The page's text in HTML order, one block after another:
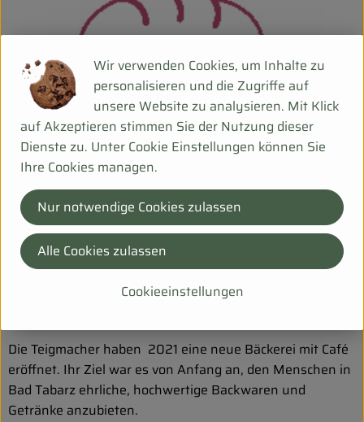
Bio-Mehl, Wasser, Salz und Zeit – sonst nichts!
Die Teigmacher haben 2021 eine neue Bäckerei mit Café
eröffnet. Ihr Ziel war es von Anfang an, den Menschen in
Bad Tabarz ehrliche, hochwertige Backwaren und
Getränke anzubieten.
Wir verwenden Cookies, um Inhalte zu
personalisieren und die Zugriffe auf
unsere Website zu analysieren. Mit Klick
auf Akzeptieren stimmen Sie der Nutzung dieser
Dienste zu. Unter Cookie Einstellungen können Sie
Ihre Cookies managen.
Cookieeinstellungen
Nur notwendige Cookies zulassen
Alle Cookies zulassen